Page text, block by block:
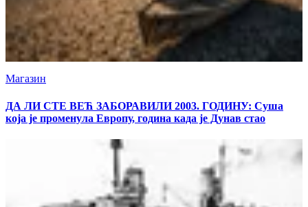
Магазин
ДА ЛИ СТЕ ВЕЋ ЗАБОРАВИЛИ 2003. ГОДИНУ: Суша
која је променула Европу, година када је Дунав стао